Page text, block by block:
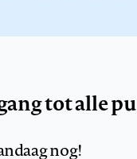
tot alle
nog!